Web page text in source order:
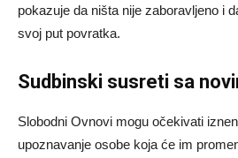
pokazuje da ništa nije zaboravljeno i
svoj put povratka.
Sudbinski susreti sa
Slobodni Ovnovi mogu očekivati
upoznavanje osobe koja će im